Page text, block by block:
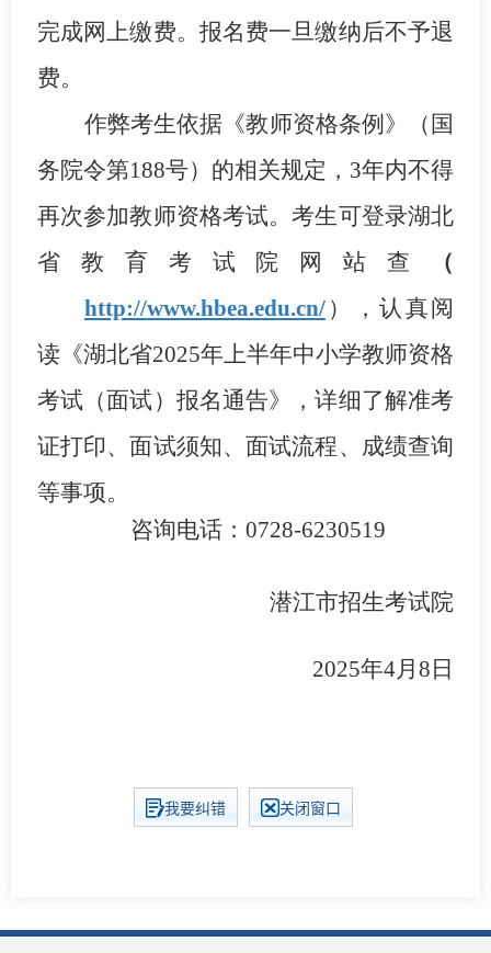
完成网上缴费。 报名费一旦缴纳后不予退
费。
作弊考生依据《教师资格条例》（ 国
务院令第188号）的相关规定，3年内不得
再次参加教师资格考试。考生可登录湖北
省教育考试院网站查
（
http://www.hbea.edu.cn/），认真阅
读《湖北省2025年上半年中小学教师资格
考试（面试）报名通告》，详细了解准考
证打印、面试须知、面试流程、成绩查询
等事项。
咨询电话：0728-6230519
潜江市招生考试院
2025年4月8日
我要纠错 关闭窗口